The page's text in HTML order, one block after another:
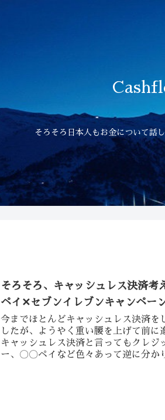
そろそろ日本人もお金について話
そろそろ、キャッシュレス決済考
ペイ✕セブンイレブンキャンペー
今までほとんどキャッシュレス決済を
したが、ようやく重い腰を上げて前に
キャッシュレス決済と言ってもクレジ
ー、〇〇ペイなど色々あって逆に分か